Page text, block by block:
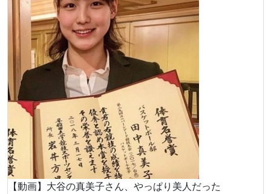
【動画】大谷の真美子さん、やっぱり美人だった